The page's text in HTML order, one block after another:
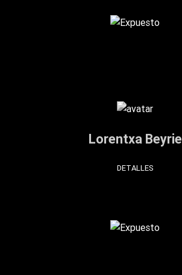
Lorentxa Beyrie
DETALLES